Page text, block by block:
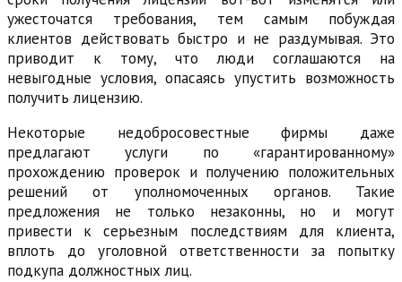
ужесточатся требования, тем самым побуждая
клиентов действовать быстро и не раздумывая. Это
приводит к тому, что люди соглашаются на
невыгодные условия, опасаясь упустить возможность
получить лицензию.
Некоторые недобросовестные фирмы даже
предлагают услуги по «гарантированному»
прохождению проверок и получению положительных
решений от уполномоченных органов. Такие
предложения не только незаконны, но и могут
привести к серьезным последствиям для клиента,
вплоть до уголовной ответственности за попытку
подкупа должностных лиц.